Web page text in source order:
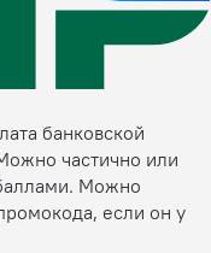
банковской
частично или
Можно
если он у